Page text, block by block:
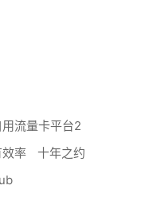
流量卡平台2
率
十年之约